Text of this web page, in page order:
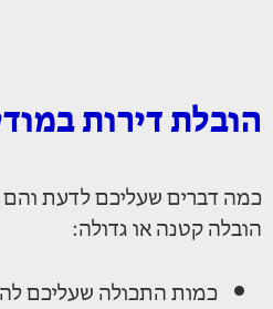
הובלת דירות
כמה דברים שעליכם לדעת
הובלה קטנה או גדולה:
כמות התכולה שעליכם